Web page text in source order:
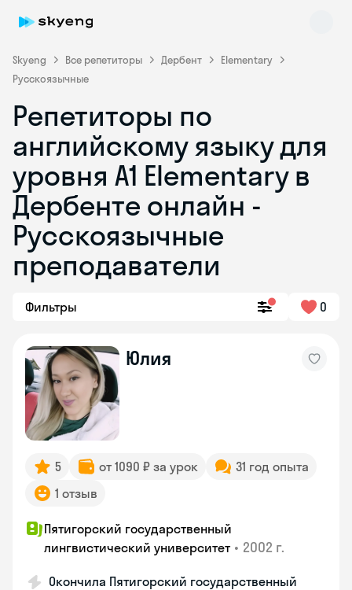
Skyeng Все репетиторы Дербент
Elementary
Русскоязычные
Репетиторы по
английскому языку для
уровня A1 Elementary в
Дербенте онлайн -
Русскоязычные
преподаватели
Фильтры 0
Юлия
5 от 1090 ₽ за урок
31 год опыта
1 отзыв
Пятигорский государственный
лингвистический университет • 2002 г.
Окончила Пятигорский государственный
Skyeng Chat